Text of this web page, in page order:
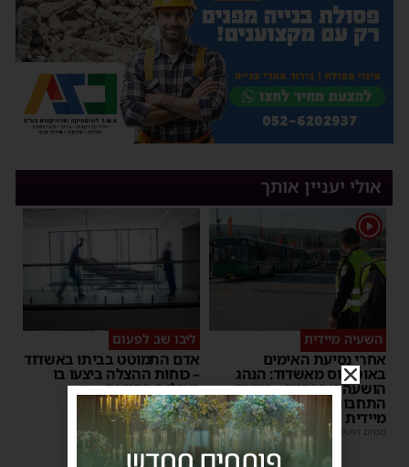
אולי יעניין אותך
1
השעיה מיידית
אחרי נסיעת האימים
באוטובוס מאשדוד: הנהג
הושעה מתפקידו – משרד
התחבורה הורה על בדיקה
מיידית
מנחם דויטש |
17:44
ליבו שב לפעום
אדם התמוטט בביתו באשדוד
– כוחות ההצלה ביצעו בו
פעולות החייאה
מנחם דויטש |
17:35